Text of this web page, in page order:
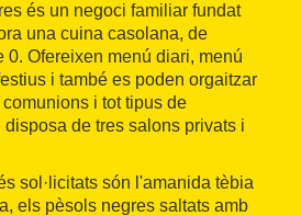
és un negoci familiar fundat
una cuina casolana, de
0. Ofereixen menú diari, menú
i també es poden orgaitzar
i tot tipus de
de tres salons privats i
sol·licitats són l'amanida tèbia
els pèsols negres saltats amb